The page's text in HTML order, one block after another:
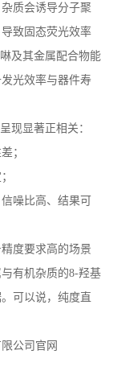
质会诱导分子聚
致固态荧光效率
及其金属配合物能
光效率与器件寿
现显著正相关：
；
噪比高、结果可
度要求高的场景
有机杂质的8-羟基
可以说，纯度直
公司官网